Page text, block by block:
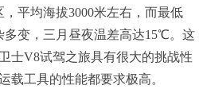
平均海拔3000米左右，而最低
多变，三月昼夜温差高达15℃。这
⼠V8试驾之旅具有很大的挑战性
载工具的性能都要求极高。